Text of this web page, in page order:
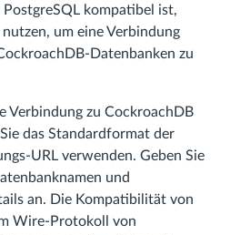
kompatibel ist,
um eine Verbindung
Datenbanken zu
Verbindung zu CockroachDB
das Standardformat der
URL verwenden. Geben Sie
und
an. Die Kompatibilität von
Wire-Protokoll von